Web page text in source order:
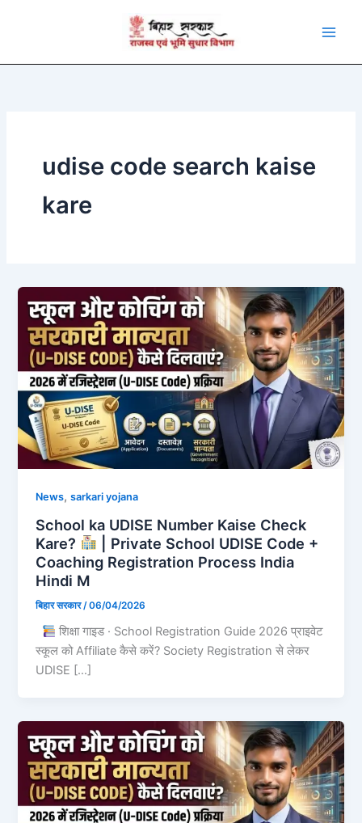
udise code search kaise
kare
News,sarkari yojana
School ka UDISE Number Kaise Check
Kare?
| Private School UDISE Code +
Coaching Registration Process India
Hindi M
बिहार सरकार /06/04/2026
शिक्षा गाइड · School Registration Guide 2026 प्राइवेट
स्कूल को Affiliate कैसे करें? Society Registration से लेकर
UDISE […]